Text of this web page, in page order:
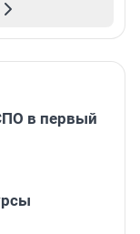
в первый